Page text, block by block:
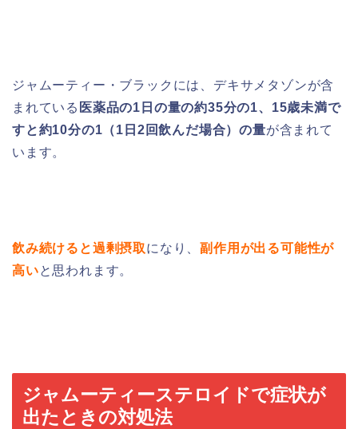
ジャムーティー・ブラックには、デキサメタゾンが含
まれている 医薬品の1日の量の約35分の1、15歳未満で
すと約10分の1（1日2回飲んだ場合）の量が含まれて
います。
飲み続けると過剰摂取になり、副作用が出る可能性が
高いと思われます。
ジャムーティーステロイドで症状が
出たときの対処法